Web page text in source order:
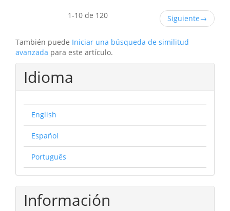
1-10 de 120 Siguiente→
También puede Iniciar una búsqueda de similitud
avanzada para este artículo.
Idioma
English
Español
Português
Información